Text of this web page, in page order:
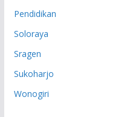
Pendidikan
Soloraya
Sragen
Sukoharjo
Wonogiri